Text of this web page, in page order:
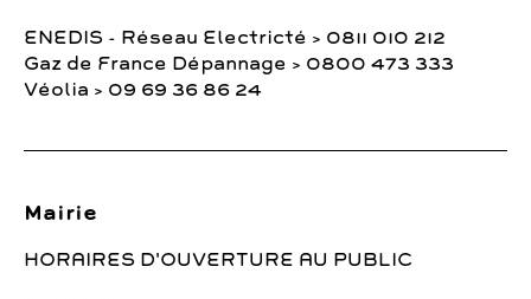
ENEDIS - Réseau Electricté > 0811 010 212
Gaz de France Dépannage > 0800 473 333
Véolia > 09 69 36 86 24
Mairie
HORAIRES D'OUVERTURE AU PUBLIC